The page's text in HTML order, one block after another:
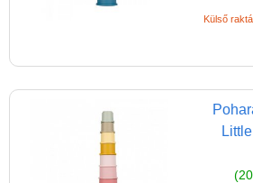
Külső